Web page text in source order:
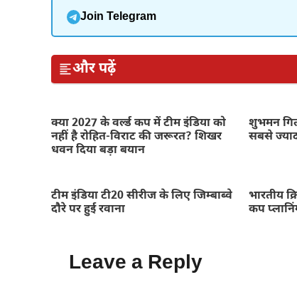
Join Telegram
और पढ़ें
क्या 2027 के वर्ल्ड कप में टीम इंडिया को
नहीं है रोहित-विराट की जरूरत? शिखर
धवन दिया बड़ा बयान
शुभमन
सबसे
टीम इंडिया टी20 सीरीज के लिए जिम्बाब्वे
दौरे पर हुई रवाना
भारतीय
कप
Leave a Reply